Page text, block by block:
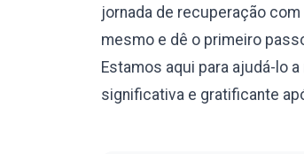
jornada de recuperação
mesmo e dê o primeiro
Estamos aqui para ajudá-lo
significativa e gratificante